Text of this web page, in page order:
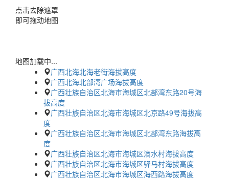
点击去除遮罩
即可拖动地图
地图加载中...
广西北海北海老街海拔高度
广西北海北部湾广场海拔高度
广西壮族自治区北海市海城区北部湾东路20号海
拔高度
广西壮族自治区北海市海城区北京路49号海拔高
度
广西壮族自治区北海市海城区北部湾东路海拔高
度
广西壮族自治区北海市海城区滴水村海拔高度
广西壮族自治区北海市海城区驿马村海拔高度
广西壮族自治区北海市海城区海西路海拔高度